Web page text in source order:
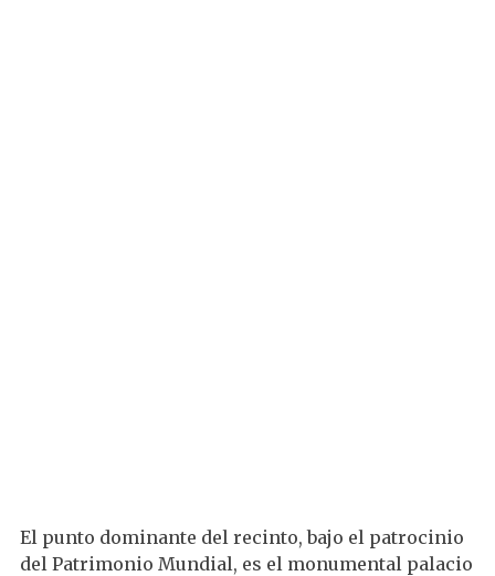
El punto dominante del recinto, bajo el patrocinio
del Patrimonio Mundial, es el monumental palacio